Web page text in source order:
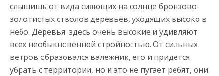
слышишь от вида сияющих на солнце бронзово-
золотистых стволов деревьев, уходящих высоко в
небо. Деревья здесь очень высокие и удивляют
всех необыкновенной стройностью. От сильных
ветров образовался валежник, его и придется
убрать с территории, но и это не пугает ребят, они